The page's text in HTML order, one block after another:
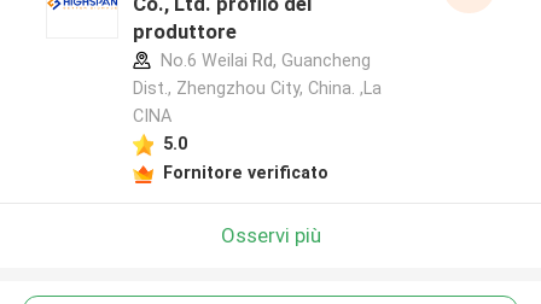
produttore
No.6 Weilai Rd, Guancheng
Dist., Zhengzhou City, China. ,La
CINA
5.0
Fornitore verificato
Osservi più